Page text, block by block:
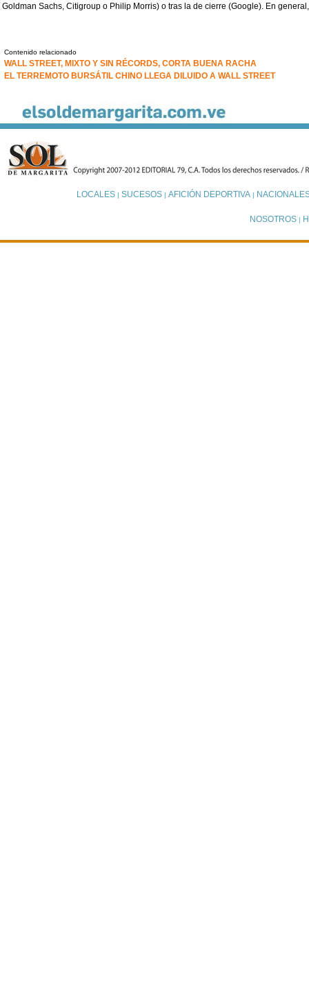
Goldman Sachs, Citigroup o Philip Morris) o tras la de cierre (Google). En
Contenido relacionado
WALL STREET, MIXTO Y SIN RÉCORDS, CORTA BUENA RACHA
EL TERREMOTO BURSÁTIL CHINO LLEGA DILUIDO A WALL STREET
LOCALES| SUCESOS| AFICIÓN DEPORTIVA|
NOSOTROS |